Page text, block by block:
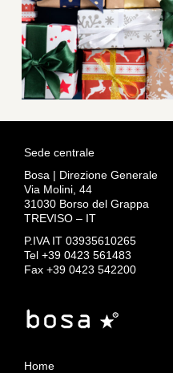
Sede centrale
Bosa | Direzione Generale
Via Molini, 44
31030 Borso del Grappa
TREVISO – IT
P.IVA IT 03935610265
Tel +39 0423 561483
Fax +39 0423 542200
Home